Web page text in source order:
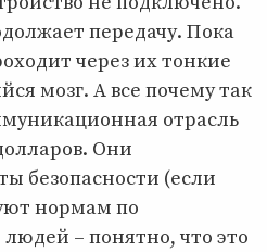
передачу. Пока
через их тонкие
мозг. А все почему так
отрасль
Они
безопасности (если
нормам по
– понятно, что это